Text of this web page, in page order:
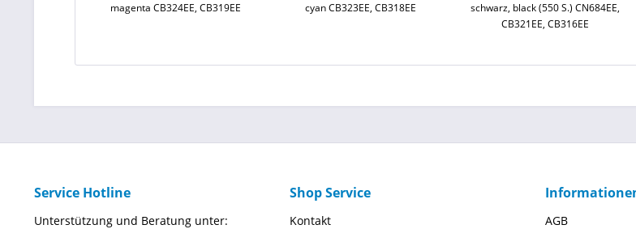
magenta CB324EE, CB319EE
cyan CB323EE, CB318EE
schwarz, black (550 S.) CN684EE,
CB321EE, CB316EE
Service Hotline
Unterstützung und Beratung unter:
Shop Service
Kontakt
AGB